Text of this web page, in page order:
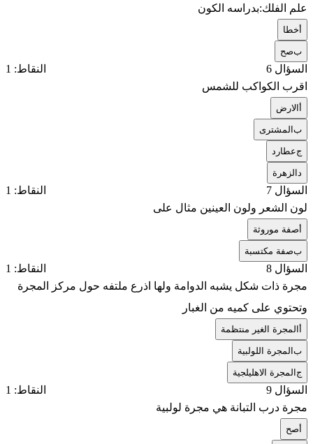
علم الفلك:بدراسه الكون
خطا
بصح
السؤال 6
النقاط: 1
اقرب الكواكب للشمس
الارض
بالمشترى
جعطارد
الزهرة
السؤال 7
النقاط: 1
لون الشعر ولون العينين مثال على
صفة موروثة
بصفة مكتسبة
السؤال 8
النقاط: 1
مجرة ذات شكل يشبه الدوامة ولها اذرع ملتفه حول مركز المجرة
وتحتوي على كميه من الغبار
المجرة الغير منتظمة
بالمجرة اللولبية
جالمجرة الاهليلجية
السؤال 9
النقاط: 1
مجرة درب التبانة هي مجرة لولبية
صح